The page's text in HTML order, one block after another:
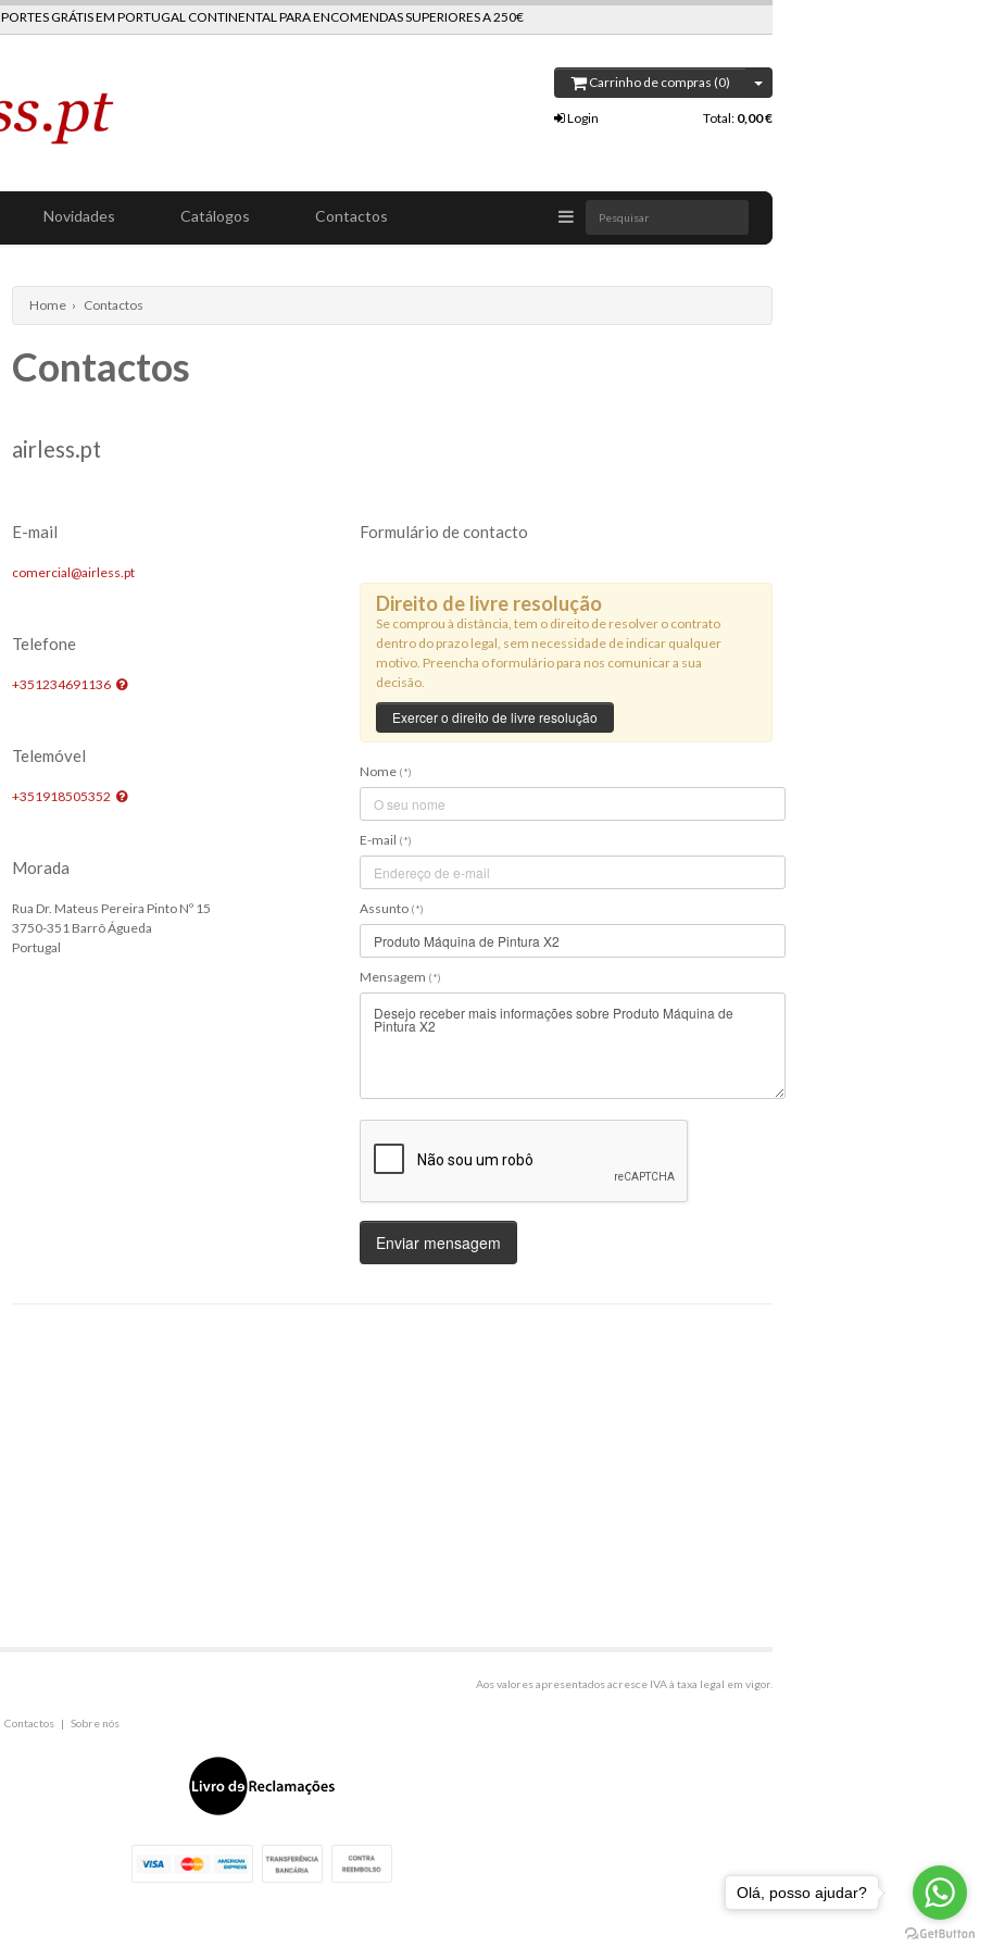
PORTES GRÁTIS EM PORTUGAL CONTINENTAL PARA ENCOMENDAS SUPERIORES A 250€
Carrinho de compras (0)
Login Total: 0,00 €
Novidades Catálogos Contactos
Home › Contactos
Contactos
airless.pt
E-mail
comercial@airless.pt
Telefone
+351234691136
Telemóvel
+351918505352
Morada
Rua Dr. Mateus Pereira Pinto Nº 15
3750-351 Barrô Águeda
Portugal
Formulário de contacto
Direito de livre resolução
Se comprou à distância, tem o direito de resolver o contrato
dentro do prazo legal, sem necessidade de indicar qualquer
motivo. Preencha o formulário para nos comunicar a sua
decisão.
Exercer o direito de livre resolução
Nome (*)
E-mail (*)
Assunto (*)
Mensagem (*)
Enviar mensagem
Contactos | Sobre nós
Aos valores apresentados acresce IVA à taxa legal em vigor.
Olá, posso ajudar?